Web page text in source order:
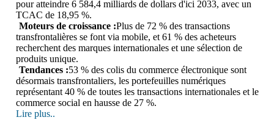
pour atteindre 6 584,4 milliards de dollars d'ici 2033, avec un
TCAC de 18,95 %.
Moteurs de croissance :Plus de 72 % des transactions
transfrontalières se font via mobile, et 61 % des acheteurs
recherchent des marques internationales et une sélection de
produits unique.
Tendances :53 % des colis du commerce électronique sont
désormais transfrontaliers, les portefeuilles numériques
représentant 40 % de toutes les transactions internationales et le
commerce social en hausse de 27 %.
Lire plus..